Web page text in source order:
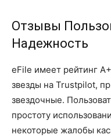
Отзывы
Надежность
eFile имеет рейтинг
звезды на Trustpilot,
звездочные.
простоту
некоторые жалобы